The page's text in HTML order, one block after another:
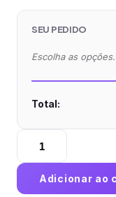
SEU PEDIDO
Escolha as
Total:
Convite
Couchê
250g
Laminação
Adicionar ao